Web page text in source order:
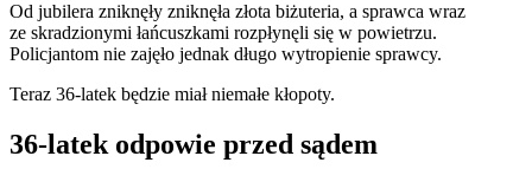
Od jubilera zniknęły zniknęła złota biżuteria, a sprawca wraz
ze skradzionymi łańcuszkami rozpłynęli się w powietrzu.
Policjantom nie zajęło jednak długo wytropienie sprawcy.
Teraz 36-latek będzie miał niemałe kłopoty.
36-latek odpowie przed sądem